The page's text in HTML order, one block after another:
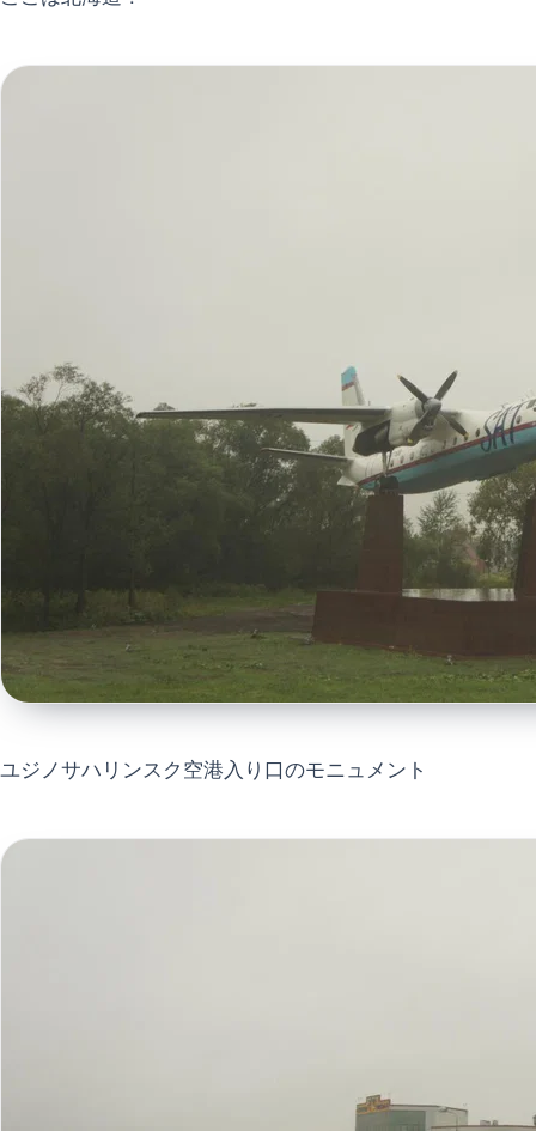
ユジノサハリンスク空港入り口のモニュメント